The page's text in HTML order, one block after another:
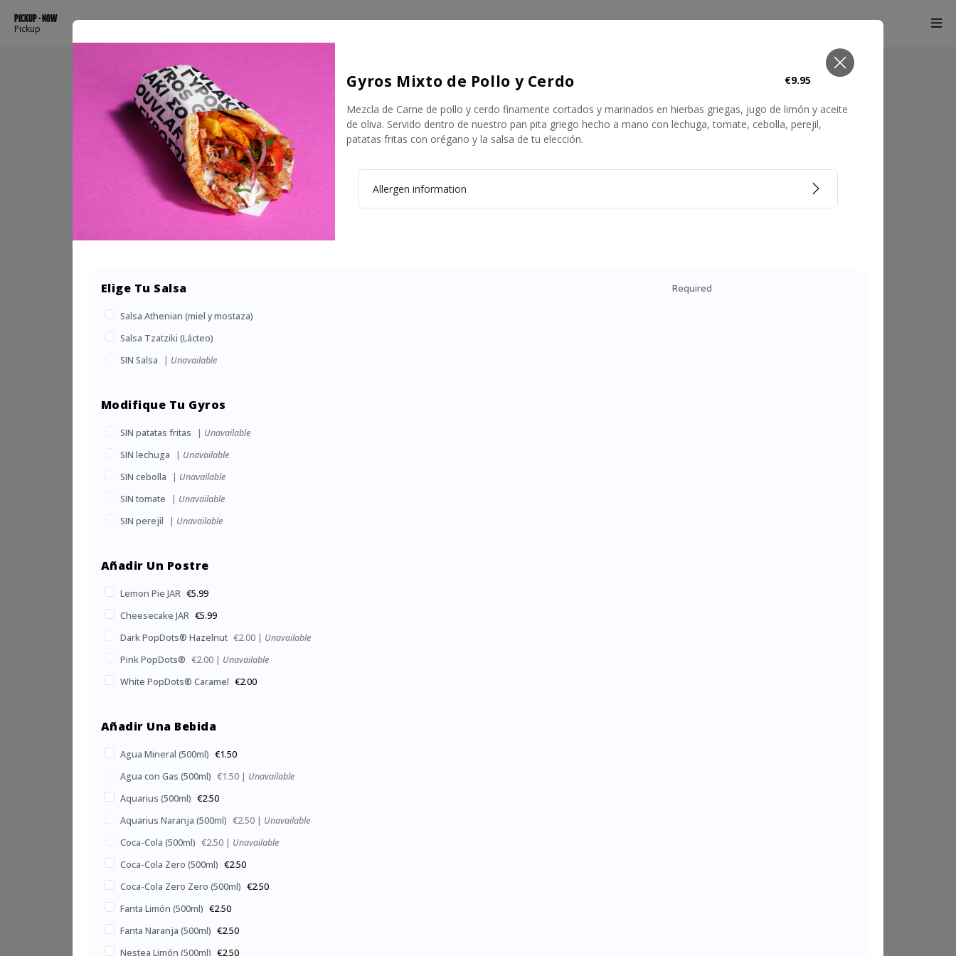
PICKUP - NOW
Pickup
Gyros Mixto de Pollo y Cerdo €9.95
Mezcla de Carne de pollo y cerdo finamente cortados y marinados en hierbas griegas, jugo de limón y aceite
de oliva. Servido dentro de nuestro pan pita griego hecho a mano con lechuga, tomate, cebolla, perejil,
patatas fritas con orégano y la salsa de tu elección.
Allergen information
Elige Tu Salsa Required
Salsa Athenian (miel y mostaza)
Salsa Tzatziki (Lácteo)
SIN Salsa
| Unavailable
Modifique Tu Gyros
SIN patatas fritas | Unavailable
SIN lechuga
| Unavailable
SIN cebolla
| Unavailable
SIN tomate
| Unavailable
SIN perejil
| Unavailable
Añadir Un Postre
Lemon Pie JAR €5.99
Cheesecake JAR €5.99
Dark PopDots® Hazelnut €2.00 | Unavailable
Pink PopDots® €2.00 | Unavailable
White PopDots® Caramel €2.00
Añadir Una Bebida
Agua Mineral (500ml) €1.50
Agua con Gas (500ml) €1.50 | Unavailable
Aquarius (500ml) €2.50
Aquarius Naranja (500ml) €2.50 | Unavailable
Coca-Cola (500ml) €2.50 | Unavailable
Coca-Cola Zero (500ml) €2.50
Coca-Cola Zero Zero (500ml) €2.50
Fanta Limón (500ml) €2.50
Fanta Naranja (500ml) €2.50
Nestea Limón (500ml) €2.50